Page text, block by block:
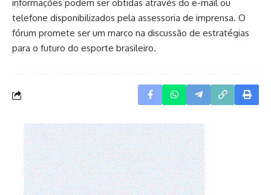
informações podem ser obtidas através do e-mail ou
telefone disponibilizados pela assessoria de imprensa. O
fórum promete ser um marco na discussão de estratégias
para o futuro do esporte brasileiro.